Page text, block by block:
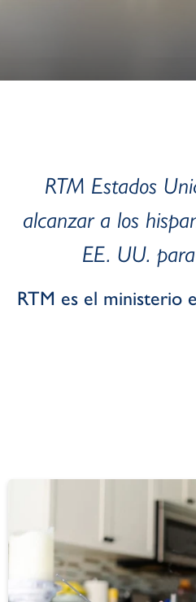
RTM Estados
alcanzar a los
EE. UU.
RTM es el ministerio